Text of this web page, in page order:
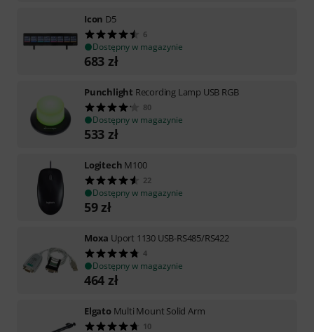
Icon D5
6
Dostępny w magazynie
683 zł
Punchlight Recording Lamp USB RGB
80
Dostępny w magazynie
533 zł
Logitech M100
22
Dostępny w magazynie
59zł
Moxa Uport 1130 USB-RS485/RS422
4
Dostępny w magazynie
464 zł
Elgato Multi Mount Solid Arm
10